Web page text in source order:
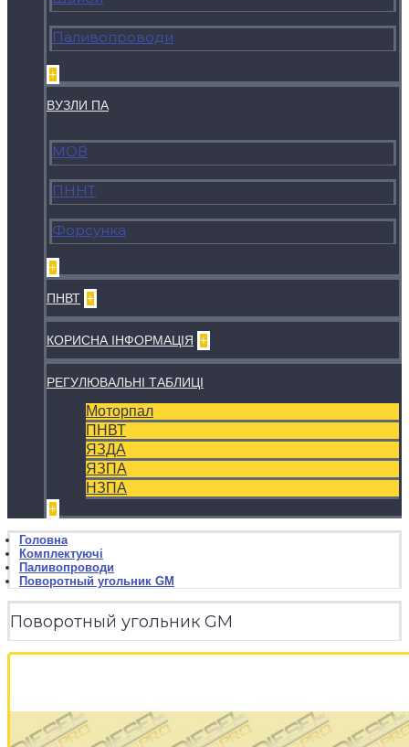
Паливопроводи
+
ВУЗЛИ ПА
МОВ
ПННТ
Форсунка
+
ПНВТ +
КОРИСНА ІНФОРМАЦІЯ +
РЕГУЛЮВАЛЬНІ ТАБЛИЦІ
Моторпал
ПНВТ
ЯЗДА
ЯЗПА
НЗПА
+
Головна
Комплектуючі
Паливопроводи
Поворотный угольник GM
Поворотный угольник GM